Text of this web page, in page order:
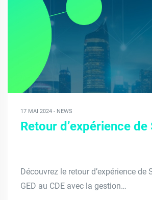
17 MAI 2024 - NEWS
Retour d’expérience de
Découvrez le retour d’expérience de
GED au CDE avec la gestion…